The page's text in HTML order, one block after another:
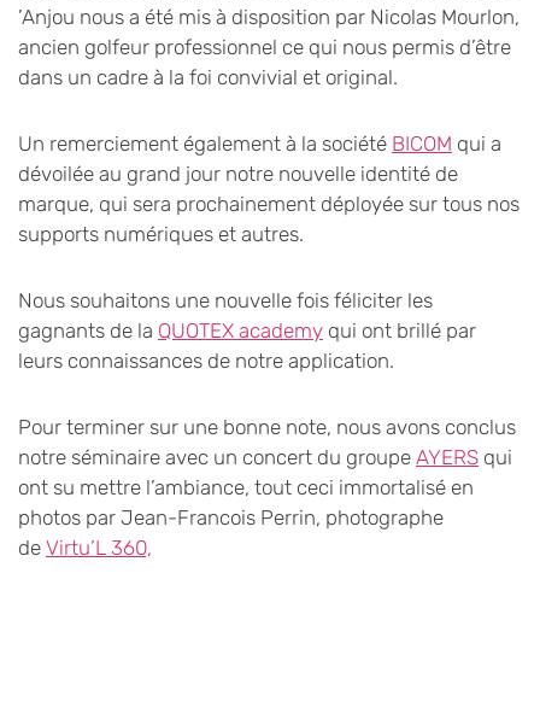
’Anjou nous a été mis à disposition par Nicolas Mourlon,
ancien golfeur professionnel ce qui nous permis d’être
dans un cadre à la foi convivial et original.
Un remerciement également à la société BICOM qui a
dévoilée au grand jour notre nouvelle identité de
marque, qui sera prochainement déployée sur tous nos
supports numériques et autres.
Nous souhaitons une nouvelle fois féliciter les
gagnants de la QUOTEX academy qui ont brillé par
leurs connaissances de notre application.
Pour terminer sur une bonne note, nous avons conclus
notre séminaire avec un concert du groupe AYERS qui
ont su mettre l’ambiance, tout ceci immortalisé en
photos par Jean-Francois Perrin, photographe
de Virtu’L 360,